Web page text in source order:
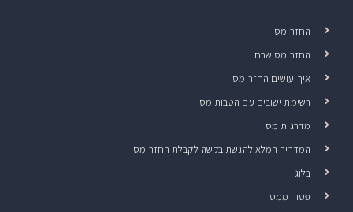
החזר מס
החזר מס שבח
איך עושים החזר מס
רשימת ישובים עם הטבות מס
מדרגות מס
המדריך המלא להגשת בקשה לקבלת החזר מס
בלוג
פטור ממס